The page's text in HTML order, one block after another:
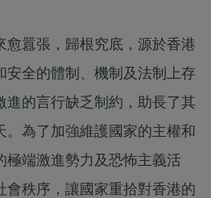
愈囂張，歸根究底，源於香港
安全的體制、機制及法制上存
進的言行缺乏制約，助長了其
。為了加強維護國家的主權和
極端激進勢力及恐怖主義活
會秩序，讓國家重拾對香港的